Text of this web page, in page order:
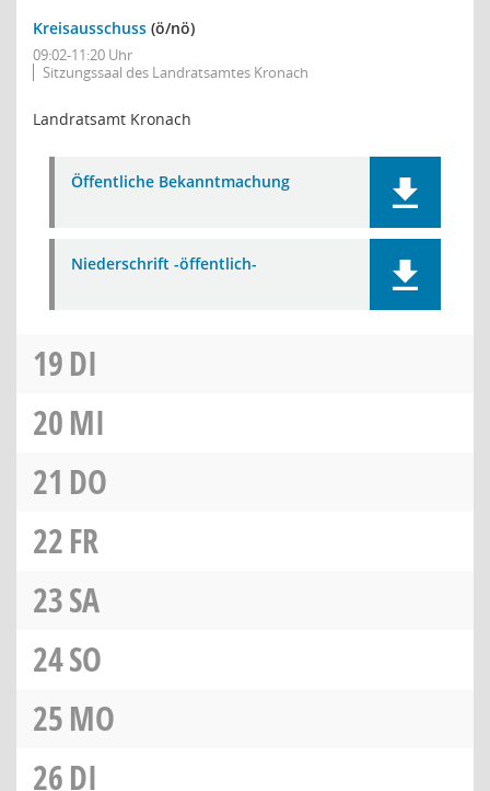
Kreisausschuss (ö/nö)
09:02-11:20 Uhr
Sitzungssaal des Landratsamtes Kronach
Landratsamt Kronach
Öffentliche Bekanntmachung
Niederschrift -öffentlich-
19DI
20MI
21 DO
22FR
23SA
24SO
25MO
26DI